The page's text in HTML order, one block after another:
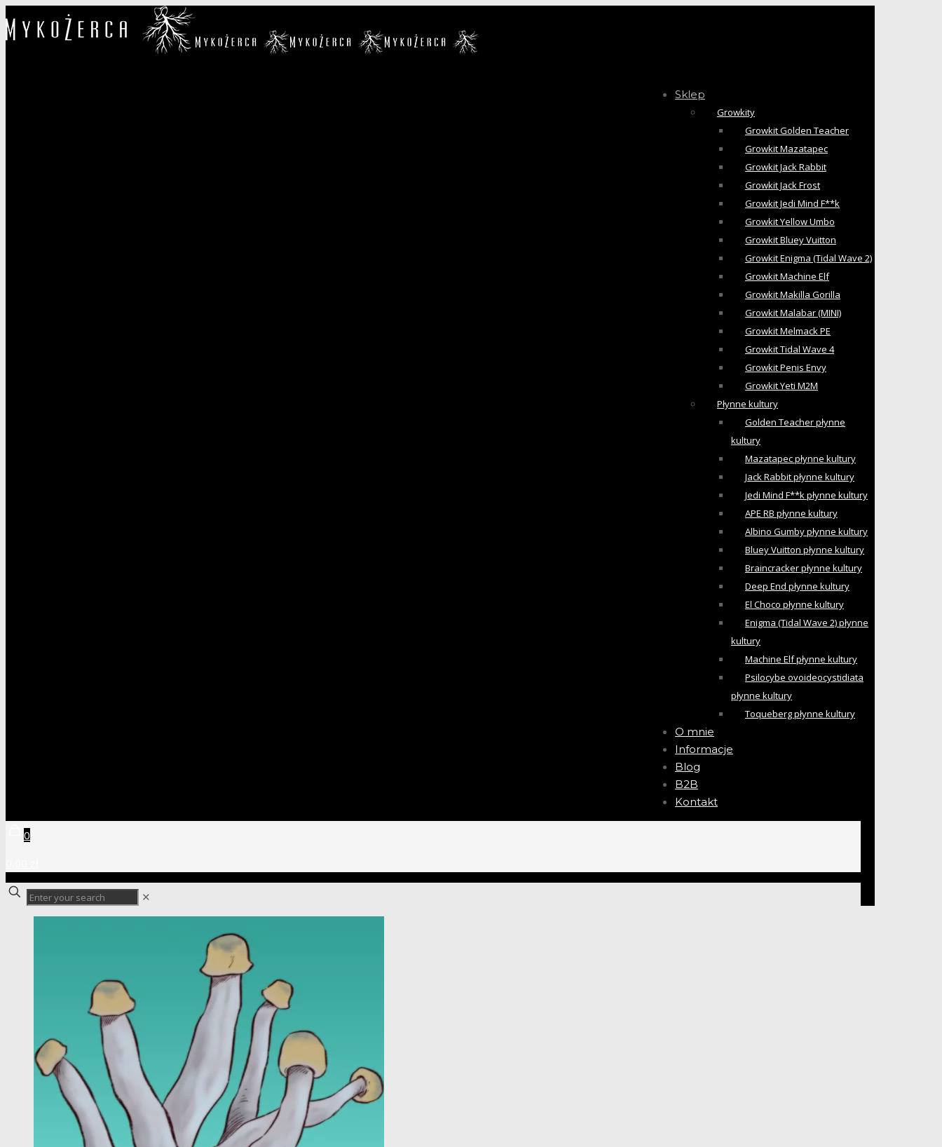
Sklep
Growkity
Growkit Golden Teacher
Growkit Mazatapec
Growkit Jack Rabbit
Growkit Jack Frost
Growkit Jedi Mind F**k
Growkit Yellow Umbo
Growkit Bluey Vuitton
Growkit Enigma (Tidal Wave 2)
Growkit Machine Elf
Growkit Makilla Gorilla
Growkit Malabar (MINI)
Growkit Melmack PE
Growkit Tidal Wave 4
Growkit Penis Envy
Growkit Yeti M2M
Płynne kultury
Golden Teacher płynne
kultury
Mazatapec płynne kultury
Jack Rabbit płynne kultury
Jedi Mind F**k płynne kultury
APE RB płynne kultury
Albino Gumby płynne kultury
Bluey Vuitton płynne kultury
Braincracker płynne kultury
Deep End płynne kultury
El Choco płynne kultury
Enigma (Tidal Wave 2) płynne
kultury
Machine Elf płynne kultury
Psilocybe ovoideocystidiata
płynne kultury
Toqueberg płynne kultury
O mnie
Informacje
Blog
B2B
Kontakt
0
✕